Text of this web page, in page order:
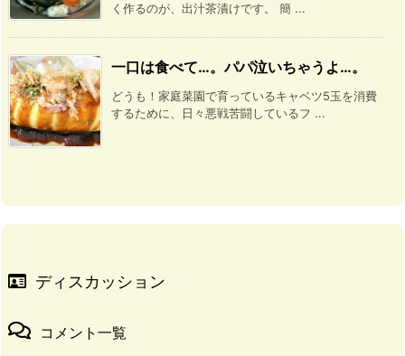
く作るのが、出汁茶漬けです。 簡 ...
一口は食べて…。パパ泣いちゃうよ…。
どうも！家庭菜園で育っているキャベツ5玉を消費
するために、日々悪戦苦闘しているフ ...
ディスカッション
コメント一覧